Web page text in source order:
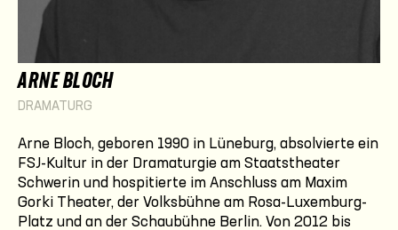
ARNE BLOCH
DRAMATURG
Arne Bloch, geboren 1990 in Lüneburg, absolvierte ein
FSJ-Kultur in der Dramaturgie am Staatstheater
Schwerin und hospitierte im Anschluss am Maxim
Gorki Theater, der Volksbühne am Rosa-Luxemburg-
Platz und an der Schaubühne Berlin. Von 2012 bis